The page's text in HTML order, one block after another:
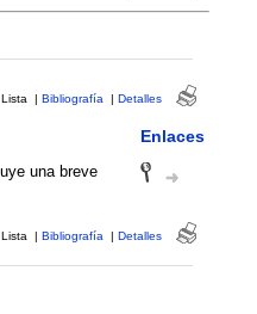
Lista | Bibliografía | Detalles
Enlaces
una breve
Lista | Bibliografía | Detalles